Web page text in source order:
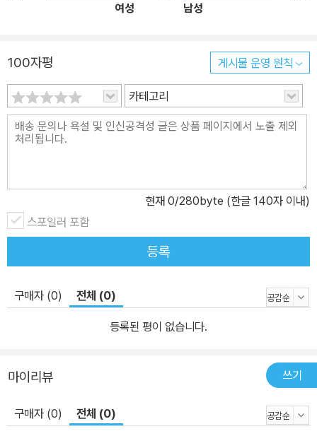
여성
남성
100자평 게시물 운영 원칙
카테고리
현재 0/280byte (한글 140자 이내)
스포일러 포함
등록
구매자 (0) 전체 (0)
등록된 평이 없습니다.
마이리뷰 쓰기
구매자 (0) 전체 (0)